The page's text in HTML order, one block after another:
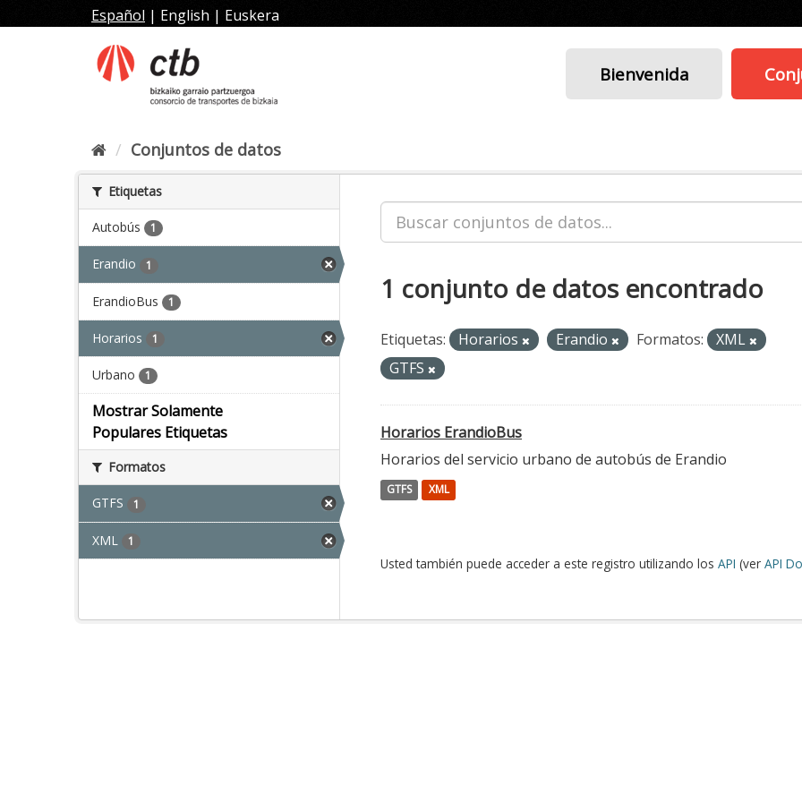
al
Español | English | Euskera
Bienvenida
Conjuntos de datos
Etiquetas
Autobús 1
Erandio 1
ErandioBus 1
Horarios 1
Urbano 1
Mostrar Solamente
Populares Etiquetas
Formatos
GTFS 1
XML 1
1 conjunto de datos encontrado
Etiquetas: Horarios Erandio Formatos:
XML
GTFS
Horarios ErandioBus
Horarios del servicio urbano de autobús de Erandio
GTFS XML
Usted también puede acceder a este registro utilizando los API (ver API